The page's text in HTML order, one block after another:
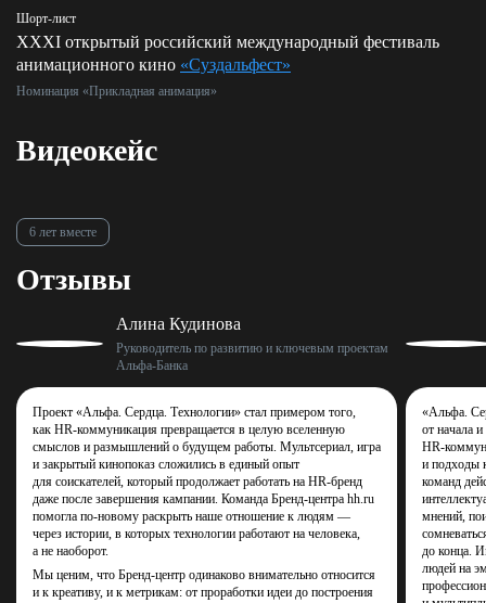
Шорт-лист
XXXI открытый российский международный фестиваль
анимационного кино «Суздальфест»
Номинация «Прикладная анимация»
Видеокейс
6 лет вместе
Отзывы
Алина Кудинова
Руководитель по развитию и ключевым проектам
Альфа‑Банка
Проект «Альфа. Сердца. Технологии» стал примером того,
как HR‑коммуникация превращается в целую вселенную
смыслов и размышлений о будущем работы. Мультсериал, игра
и закрытый кинопоказ сложились в единый опыт
для соискателей, который продолжает работать на HR‑бренд
даже после завершения кампании. Команда Бренд-центра hh.ru
помогла по‑новому раскрыть наше отношение к людям —
через истории, в которых технологии работают на человека,
а не наоборот.
Мы ценим, что Бренд-центр одинаково внимательно относится
и к креативу, и к метрикам: от проработки идеи до построения
«Альфа.
от начала
и подходы
команд
мнений,
до конца.
людей на